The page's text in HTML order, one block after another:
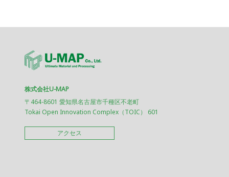
株式会社U-MAP
〒464-8601 愛知県名古屋市千種区不老町
Tokai Open Innovation Complex（TOIC） 601
アクセス